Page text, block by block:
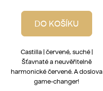
DO KOŠÍKU
Castilla | červené, suché |
Šťavnaté a neuvěřitelně
harmonické červené. A doslova
game-changer!